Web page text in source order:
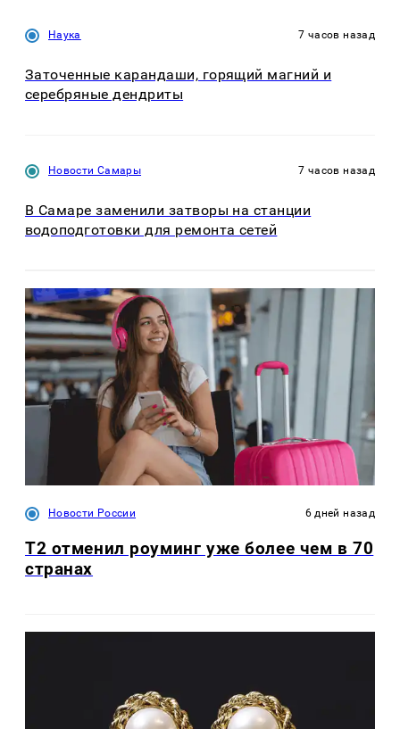
Наука 7 часов назад
Заточенные карандаши, горящий магний и
серебряные дендриты
Новости Самары 7 часов назад
В Самаре заменили затворы на станции
водоподготовки для ремонта сетей
Новости России 6 дней назад
Т2 отменил роуминг уже более чем в 70
странах